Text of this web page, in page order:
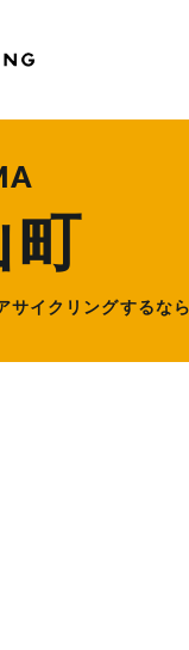
町
サイクリングするな